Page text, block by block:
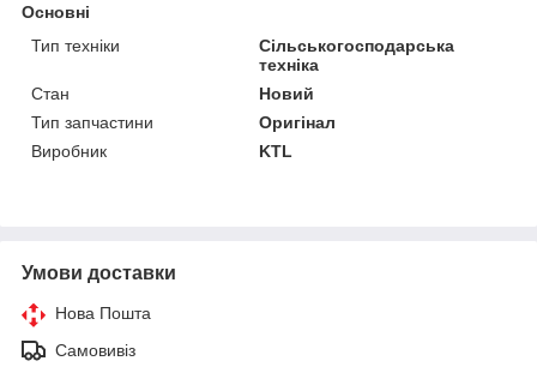
Основні
Тип техніки
Сільськогосподарська
техніка
Стан
Новий
Тип запчастини
Оригінал
Виробник
KTL
Умови доставки
Нова Пошта
Самовивіз